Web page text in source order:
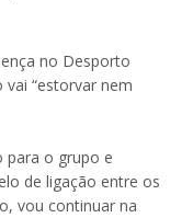
no Desporto
“estorvar nem
para o grupo e
de ligação entre os
vou continuar na